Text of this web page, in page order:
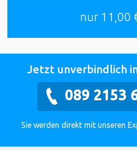
nur 11,00
Jetzt unverbindlich
089 2153
Sie werden direkt mit unseren